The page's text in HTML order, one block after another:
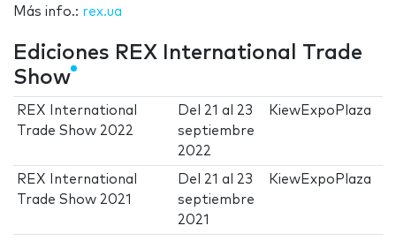
Más info.: rex.ua
Ediciones REX International Trade
Show
REX International
Trade Show 2022
Del 21 al 23
septiembre
2022
KiewExpoPlaza
REX International
Trade Show 2021
Del 21 al 23
septiembre
2021
KiewExpoPlaza